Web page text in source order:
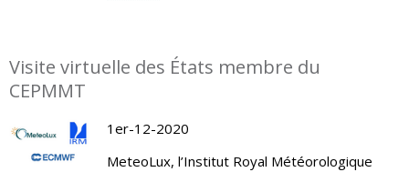
Visite virtuelle des États membre du
CEPMMT
1er-12-2020
MeteoLux, l’Institut Royal Météorologique